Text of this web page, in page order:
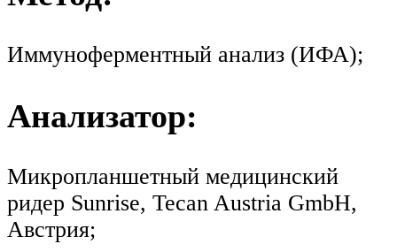
Иммуноферментный анализ (ИФА);
Анализатор:
Микропланшетный медицинский
ридер Sunrise, Tecan Austria GmbH,
Австрия;